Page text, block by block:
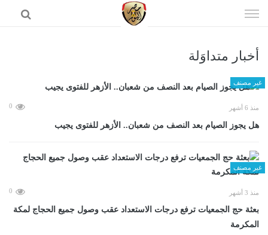
الى
أخبار متداوَلة
غير مصنف
منذ 6 أشهر 0
هل يجوز الصيام بعد النصف من شعبان.. الأزهر للفتوى يجيب
غير مصنف
منذ 3 أشهر 0
بعثة حج الجمعيات ترفع درجات الاستعداد عقب وصول جميع الحجاج لمكة
المكرمة